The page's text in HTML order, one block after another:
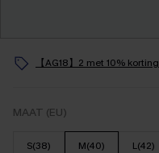
【AG18】2 met 10% korting
MAAT (EU)
S(38) M(40) L(42)